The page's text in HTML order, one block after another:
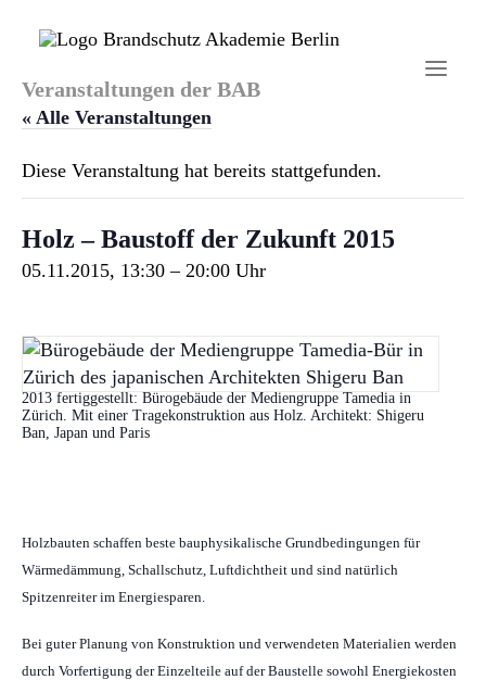
Startseite
Aktuelles
Veranstaltungen
Über uns
Kontakt
Veranstaltungen der BAB
« Alle Veranstaltungen
Diese Veranstaltung hat bereits stattgefunden.
Holz – Baustoff der Zukunft 2015
05.11.2015, 13:30 – 20:00
2013 fertiggestellt: Bürogebäude der Mediengruppe Tamedia in
Zürich. Mit einer Tragekonstruktion aus Holz. Architekt: Shigeru
Ban, Japan und Paris
Holzbauten schaffen beste bauphysikalische Grundbedingungen für
Wärmedämmung, Schallschutz, Luftdichtheit und sind natürlich
Spitzenreiter im Energiesparen.
Bei guter Planung von Konstruktion und verwendeten Materialien werden
durch Vorfertigung der Einzelteile auf der Baustelle sowohl Energiekosten